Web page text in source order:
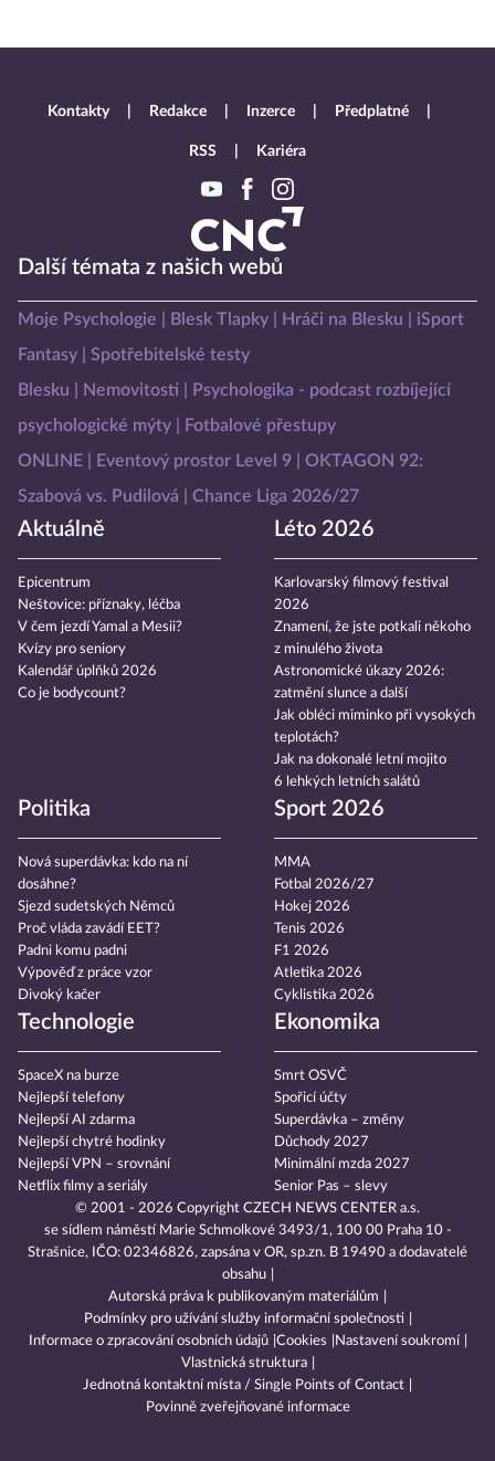
Další témata z našich webů
Moje Psychologie Blesk Tlapky Hráči na Blesku
iSport
Fantasy
Spotřebitelské testy
Blesku
Nemovitosti
Psychologika - podcast rozbíjející
psychologické mýty
Fotbalové přestupy
ONLINE
Eventový prostor Level 9
OKTAGON 92:
Szabová vs. Pudilová
Chance Liga 2026/27
Aktuálně
Epicentrum
Neštovice: příznaky, léčba
V čem jezdí Yamal a Mesii?
Kvízy pro seniory
Kalendář úplňků 2026
Co je bodycount?
Léto 2026
Karlovarský filmový festival
2026
Znamení, že jste potkali někoho
z minulého života
Astronomické úkazy 2026:
zatmění slunce a další
Jak obléci miminko při vysokých
teplotách?
Jak na dokonalé letní mojito
6 lehkých letních salátů
Politika
Nová superdávka: kdo na ní
dosáhne?
Sjezd sudetských Němců
Proč vláda zavádí EET?
Padni komu padni
Výpověď z práce vzor
Divoký kačer
Sport 2026
MMA
Fotbal 2026/27
Hokej 2026
Tenis 2026
F1 2026
Atletika 2026
Cyklistika 2026
Technologie
SpaceX na burze
Nejlepší telefony
Nejlepší AI zdarma
Nejlepší chytré hodinky
Nejlepší VPN – srovnání
Netflix filmy a seriály
Ekonomika
Smrt OSVČ
Spořicí účty
Superdávka – změny
Důchody 2027
Minimální mzda 2027
Senior Pas – slevy
Kontakty Redakce Inzerce Předplatné
RSS Kariéra
© 2001 - 2026 Copyright CZECH NEWS CENTER a.s.
se sídlem náměstí Marie Schmolkové 3493/1, 100 00 Praha 10 -
Strašnice, IČO: 02346826, zapsána v OR, sp.zn. B 19490 a dodavatelé
obsahu
Autorská práva k publikovaným materiálům
Podmínky pro užívání služby informační společnosti
Informace o zpracování osobních údajů Cookies
Nastavení soukromí
Vlastnická struktura
Jednotná kontaktní místa / Single Points of Contact
Povinně zveřejňované informace